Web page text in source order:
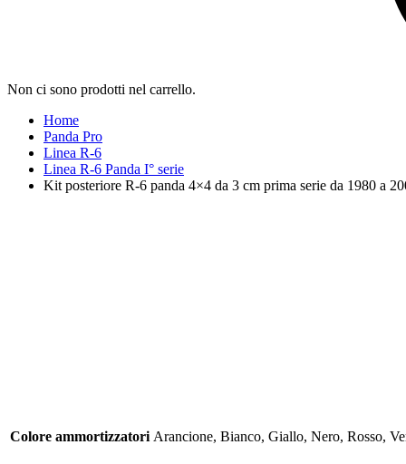
Non ci sono prodotti nel carrello.
Home
Panda Pro
Linea R-6
Linea R-6 Panda I° serie
Kit posteriore R-6 panda 4×4 da 3 cm prima serie da 1980 a
Colore ammortizzatori Arancione, Bianco, Giallo, Nero, Rosso,